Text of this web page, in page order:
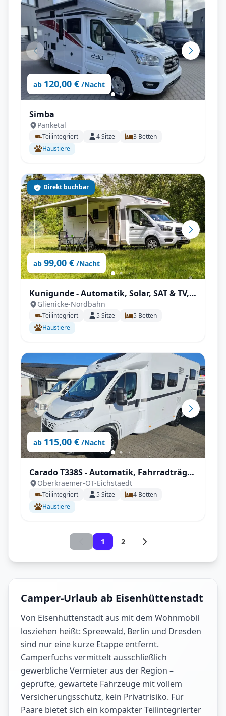
ab 120,00 € /Nacht
Simba
Panketal
Teilintegriert 4Sitze 3 Betten
Haustiere
ab 99,00 € /Nacht
Direkt buchbar
Kunigunde - Automatik, Solar, SAT & TV,
viel Platz
Glienicke-Nordbahn
Teilintegriert 5Sitze 5 Betten
Haustiere
ab 115,00 € /Nacht
Carado T338S - Automatik, Fahrradträger,
inkl. Sonderzubehör
Oberkraemer-OT-Eichstaedt
Teilintegriert 5Sitze 4 Betten
Haustiere
1 2
Camper-Urlaub ab Eisenhüttenstadt
Von Eisenhüttenstadt aus mit dem Wohnmobil
losziehen heißt: Spreewald, Berlin und Dresden
sind nur eine kurze Etappe entfernt.
Camperfuchs vermittelt ausschließlich
gewerbliche Vermieter aus der Region –
geprüfte, gewartete Fahrzeuge mit vollem
Versicherungsschutz, kein Privatrisiko. Für
Paare bietet sich ein kompakter Teilintegrierter